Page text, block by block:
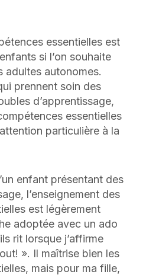
essentielles est
si l’on souhaite
adultes autonomes.
prennent soin des
d’apprentissage,
essentielles
particulière à la
enfant présentant des
l’enseignement des
est légèrement
adoptée avec un ado
rit lorsque j’affirme
». Il maîtrise bien les
mais pour ma fille,